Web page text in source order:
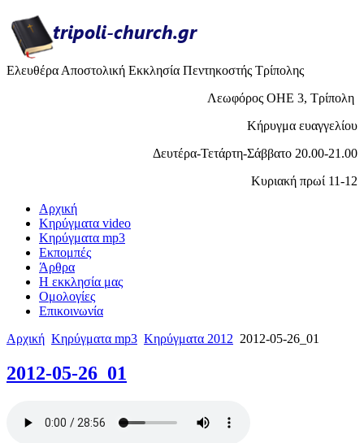
Ελευθέρα Αποστολική Εκκλησία Πεντηκοστής Τρίπολης
Λεωφόρος ΟΗΕ 3, Τρίπολη
Κήρυγμα ευαγγελίου
Δευτέρα-Τετάρτη-Σάββατο 20.00-21.00
Κυριακή πρωί 11-12
Αρχική
Κηρύγματα video
Κηρύγματα mp3
Εκπομπές
Άρθρα
H εκκλησία μας
Ομολογίες
Επικοινωνία
Αρχική Κηρύγματα mp3 Κηρύγματα 2012 2012-05-26_01
2012-05-26_01